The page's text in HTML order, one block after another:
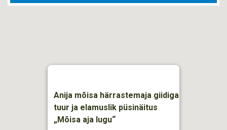
Anija mõisa härrastemaja giidiga
tuur ja elamuslik püsinäitus
„Mõisa aja lugu“